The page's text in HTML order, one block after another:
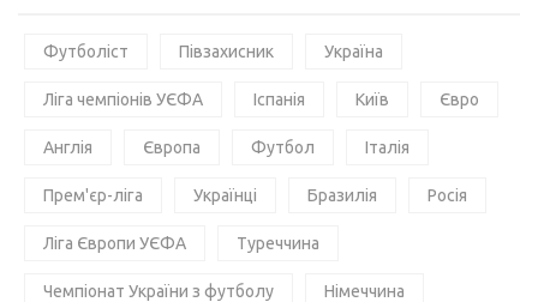
Футболіст Півзахисник Україна
Ліга чемпіонів УЄФА Іспанія Київ Євро
Англія Європа Футбол Італія
Прем'єр-ліга Українці Бразилія Росія
Ліга Європи УЄФА Туреччина
Чемпіонат України з футболу Німеччина